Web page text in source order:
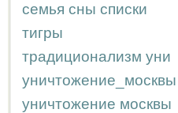
семья сны списки
тигры
традиционализм уни
уничтожение_москвы
уничтожение москвы